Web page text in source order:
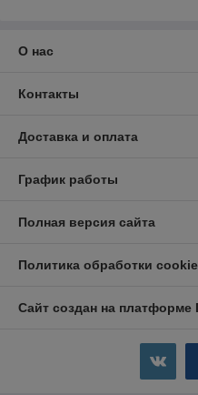
О нас
Контакты
Доставка и оплата
График работы
Полная версия сайта
Политика обработки
Сайт создан на платформе